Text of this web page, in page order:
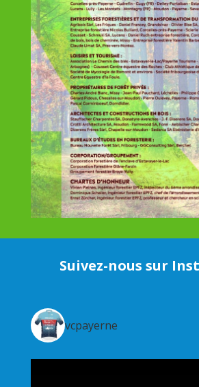
Suivez-nous sur
vcpayerne